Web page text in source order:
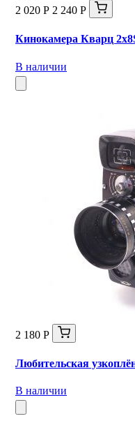
2 020 Р 2 240 Р
Кинокамера Кварц
В наличии
2 180 Р
Любительская
В наличии